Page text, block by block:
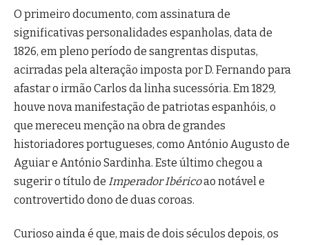
O primeiro documento, com assinatura de
significativas personalidades espanholas, data de
1826, em pleno período de sangrentas disputas,
acirradas pela alteração imposta por D. Fernando para
afastar o irmão Carlos da linha sucessória. Em 1829,
houve nova manifestação de patriotas espanhóis, o
que mereceu menção na obra de grandes
historiadores portugueses, como António Augusto de
Aguiar e António Sardinha. Este último chegou a
sugerir o título de Imperador Ibéricoao notável e
controvertido dono de duas coroas.
Curioso ainda é que, mais de dois séculos depois, os